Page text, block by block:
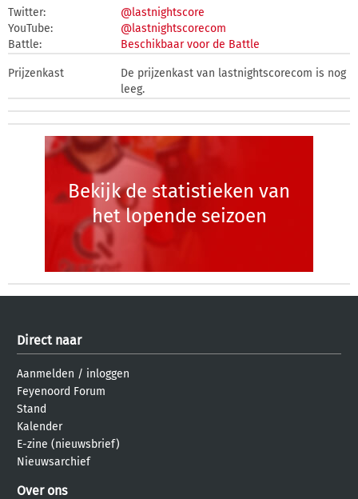
Twitter:
@lastnightscore
YouTube:
@lastnightscorecom
Battle:
Beschikbaar voor de Battle
Prijzenkast
De prijzenkast van lastnightscorecom is nog
leeg.
Bekijk de statistieken van
het lopende seizoen
Direct naar
Aanmelden / inloggen
Feyenoord Forum
Stand
Kalender
E-zine (nieuwsbrief)
Nieuwsarchief
Over ons